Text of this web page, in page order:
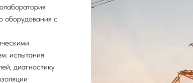
оборудования с
испытания
диагностику